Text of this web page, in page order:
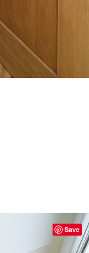
Save